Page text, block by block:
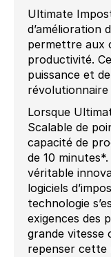
Ultimate
d’amélioration
permettre aux
productivité.
puissance et
révolutionnaire
Lorsque
Scalable de
capacité de
de 10 minutes*.
véritable
logiciels
technologie
exigences des
grande vitesse
repenser cette